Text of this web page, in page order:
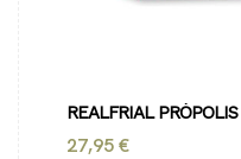
REALFRIAL
27,95 €